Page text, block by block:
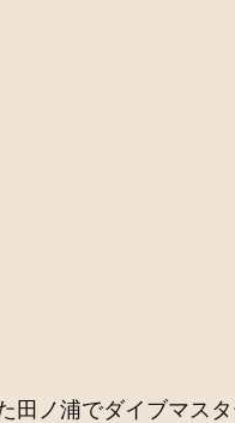
田ノ浦でダイブマスタ